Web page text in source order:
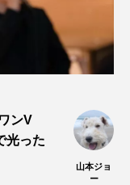
ンV
光った
山本ジョ
ー